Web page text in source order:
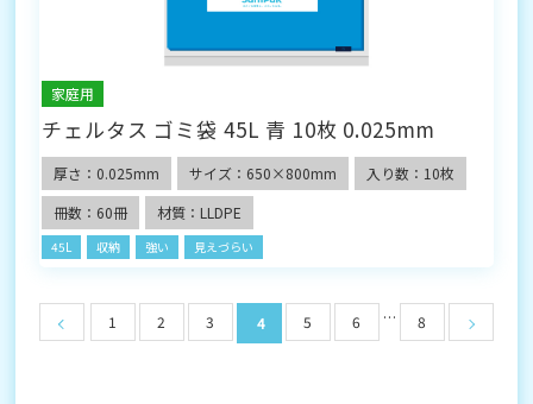
家庭用
チェルタス ゴミ袋 45L 青 10枚 0.025mm
厚さ：0.025mm サイズ：650×800mm
入り数：10枚
冊数：60冊
材質：LLDPE
45L 収納 強い 見えづらい
1 2 3 4 5 6 … 8